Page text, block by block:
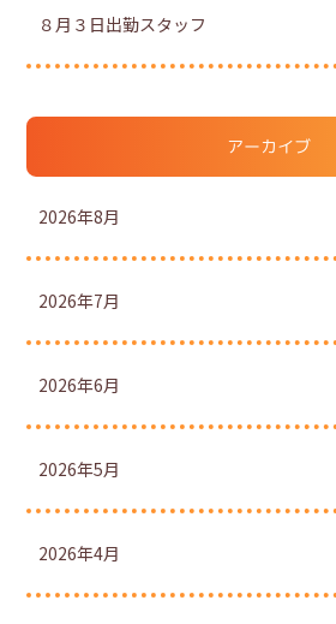
８月３日出勤スタッフ
アーカイブ
2026年8月
2026年7月
2026年6月
2026年5月
2026年4月